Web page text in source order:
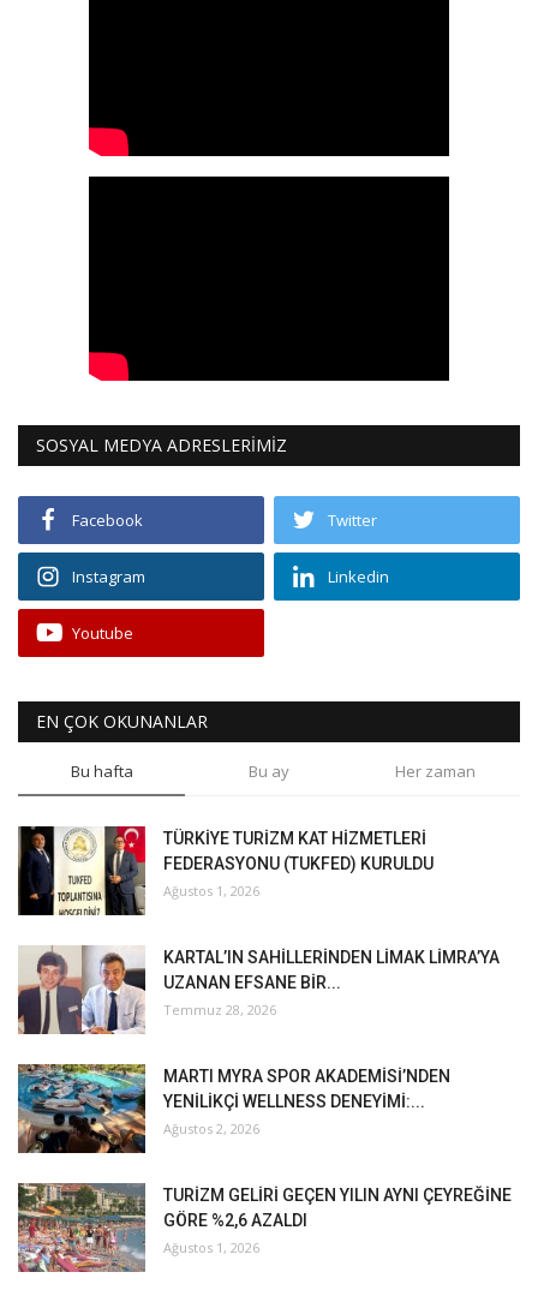
SOSYAL MEDYA ADRESLERİMİZ
Facebook Twitter
Instagram Linkedin
Youtube
EN ÇOK OKUNANLAR
Bu hafta Bu ay Her zaman
TÜRKİYE TURİZM KAT HİZMETLERİ
FEDERASYONU (TUKFED) KURULDU
Ağustos 1, 2026
KARTAL’IN SAHİLLERİNDEN LİMAK LİMRA’YA
UZANAN EFSANE BİR...
Temmuz 28, 2026
MARTI MYRA SPOR AKADEMİSİ’NDEN
YENİLİKÇİ WELLNESS DENEYİMİ:...
Ağustos 2, 2026
TURİZM GELİRİ GEÇEN YILIN AYNI ÇEYREĞİNE
GÖRE %2,6 AZALDI
Ağustos 1, 2026